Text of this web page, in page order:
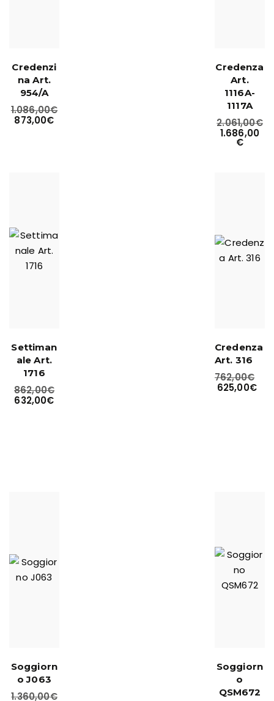
Credenzi
na Art.
954/A
1.086,00€
873,00€
Credenza
Art.
1116A-
1117A
2.061,00€
1.686,00
€
Settiman
ale Art.
1716
862,00€
632,00€
Credenza
Art. 316
762,00€
625,00€
Soggiorn
o J063
1.360,00€
Soggiorn
o
QSM672